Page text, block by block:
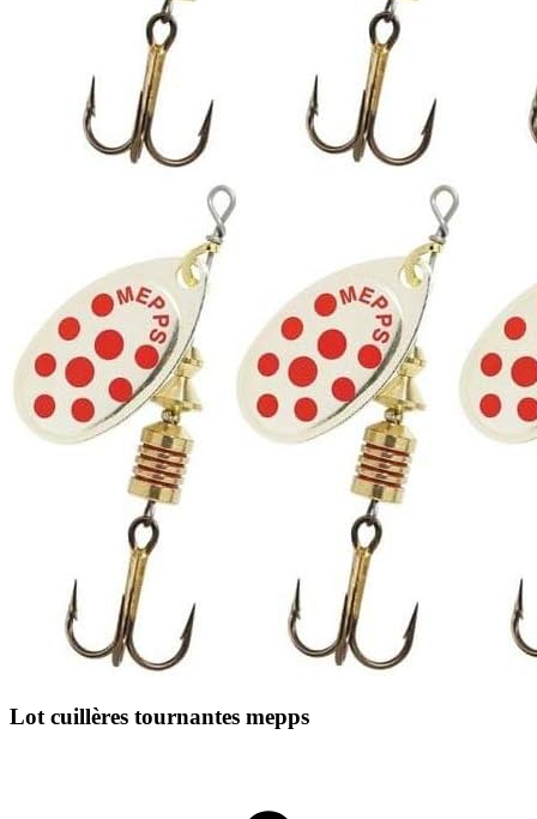
Lot cuillères tournantes mepps